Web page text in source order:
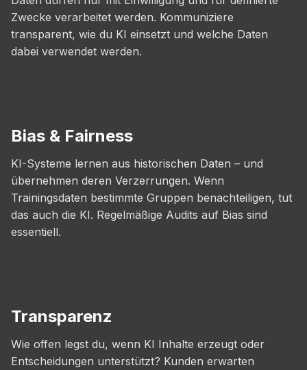
Zwecke verarbeitet werden. Kommuniziere
transparent, wie du KI einsetzt und welche Daten
dabei verwendet werden.
Bias & Fairness
KI-Systeme lernen aus historischen Daten – und
übernehmen deren Verzerrungen. Wenn
Trainingsdaten bestimmte Gruppen benachteiligen, tut
das auch die KI. Regelmäßige Audits auf Bias sind
essentiell.
Transparenz
Wie offen legst du, wenn KI Inhalte erzeugt oder
Entscheidungen unterstützt? Kunden erwarten